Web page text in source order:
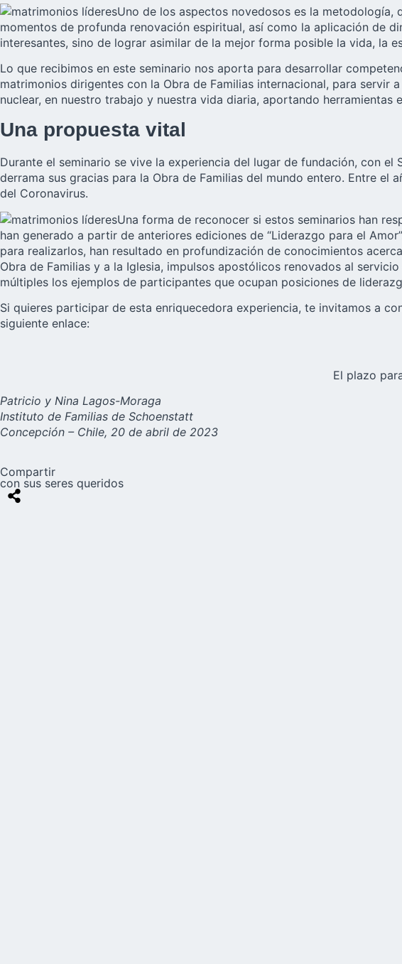
Uno de los aspectos novedosos es la
momentos de profunda renovación espiritual, así como la aplicación de
interesantes, sino de lograr asimilar de la mejor forma posible la vida, la
Lo que recibimos en este seminario nos aporta para desarrollar
matrimonios dirigentes con la Obra de Familias internacional, para
nuclear, en nuestro trabajo y nuestra vida diaria, aportando
Una propuesta vital
Durante el seminario se vive la experiencia del lugar de fundación, con
derrama sus gracias para la Obra de Familias del mundo entero. Entre
del Coronavirus.
Una forma de reconocer si estos seminarios han
han generado a partir de anteriores ediciones de “Liderazgo para el
para realizarlos, han resultado en profundización de conocimientos
Obra de Familias y a la Iglesia, impulsos apostólicos renovados al
múltiples los ejemplos de participantes que ocupan posiciones de
Si quieres participar de esta enriquecedora experiencia, te invitamos a
siguiente enlace:
El plazo
Patricio y Nina Lagos-Moraga
Instituto de Familias de Schoenstatt
Concepción – Chile, 20 de abril de 2023
Compartir
con sus seres queridos